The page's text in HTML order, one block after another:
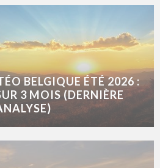
BELGIQUE ÉTÉ 2026 :
3 MOIS (DERNIÈRE